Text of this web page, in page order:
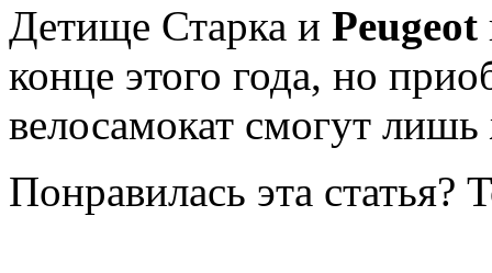
Детище Старка и Peugeot
конце этого года, но
велосамокат смогут
Понравилась эта статья?